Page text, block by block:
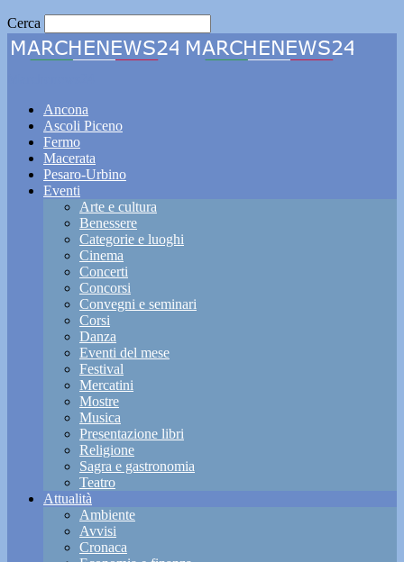
Cerca
Ancona
Ascoli Piceno
Fermo
Macerata
Pesaro-Urbino
Eventi
Arte e cultura
Benessere
Categorie e luoghi
Cinema
Concerti
Concorsi
Convegni e seminari
Corsi
Danza
Eventi del mese
Festival
Mercatini
Mostre
Musica
Presentazione libri
Religione
Sagra e gastronomia
Teatro
Attualità
Ambiente
Avvisi
Cronaca